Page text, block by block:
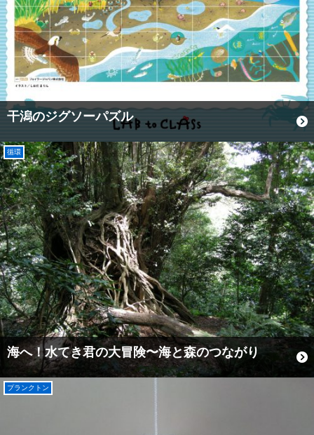
干潟のジグソーパズル
海へ！水てき君の大冒険〜海と森のつながり
循環
プランクトン